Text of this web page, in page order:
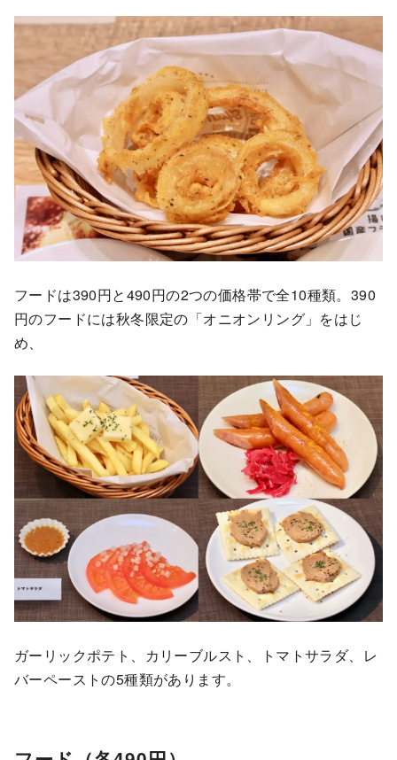
フードは390円と490円の2つの価格帯で全10種類。390
円のフードには秋冬限定の「オニオンリング」をはじ
め、
ガーリックポテト、カリーブルスト、トマトサラダ、レ
バーペーストの5種類があります。